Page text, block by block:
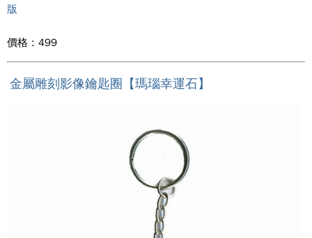
版
價格 : 499
金屬雕刻影像鑰匙圈【瑪瑙幸運石】